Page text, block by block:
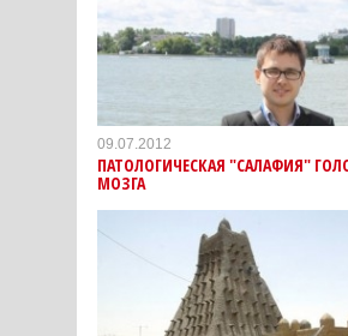
09.07.2012
ПАТОЛОГИЧЕСКАЯ "САЛАФИЯ"
МОЗГА